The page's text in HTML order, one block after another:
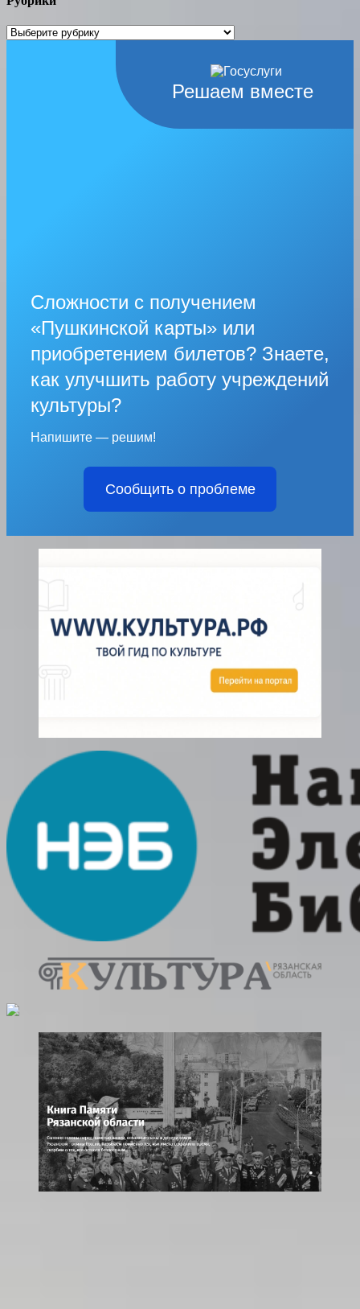
Рубрики
Решаем вместе
Сложности с получением
«Пушкинской карты» или
приобретением билетов? Знаете,
как улучшить работу учреждений
культуры?
Напишите — решим!
Сообщить о проблеме